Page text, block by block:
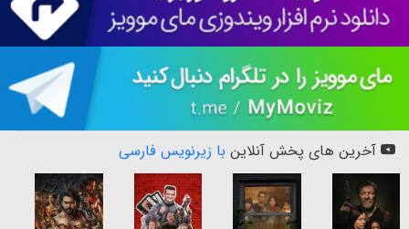
آخرین های پخش آنلاین با زیرنویس فارسی